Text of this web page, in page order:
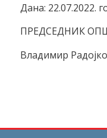
Дана: 22.07.2022.
ПРЕДСЕДНИК
Владимир